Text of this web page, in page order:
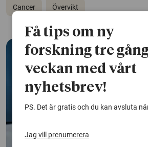
Cancer Övervikt
Få tips om ny
forskning tre
veckan med vårt
nyhetsbrev!
PS. Det är gratis och du kan avsluta
Jag vill prenumerera